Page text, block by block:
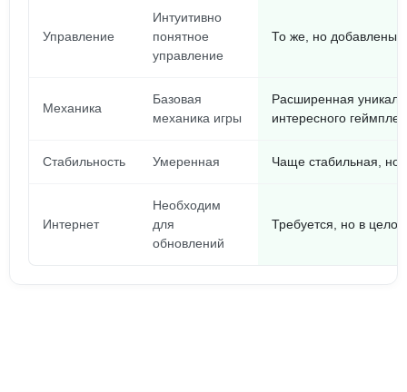
Управление
Интуитивно
понятное
управление
То же, но добавлены
Механика
Базовая
механика игры
Расширенная
интересного геймплея
Стабильность Умеренная Чаще стабильная, но
Интернет
Необходим
для
обновлений
Требуется, но в